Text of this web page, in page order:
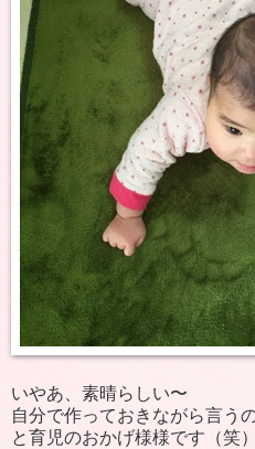
いやあ、素晴らしい〜
自分で作っておきながら言う
と育児のおかげ様様です（笑）